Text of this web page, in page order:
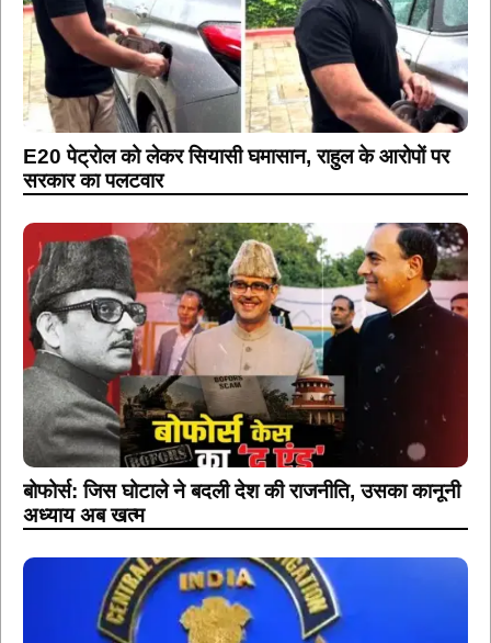
E20 पेट्रोल को लेकर सियासी घमासान, राहुल के आरोपों पर
सरकार का पलटवार
बोफोर्स: जिस घोटाले ने बदली देश की राजनीति, उसका कानूनी
अध्याय अब खत्म